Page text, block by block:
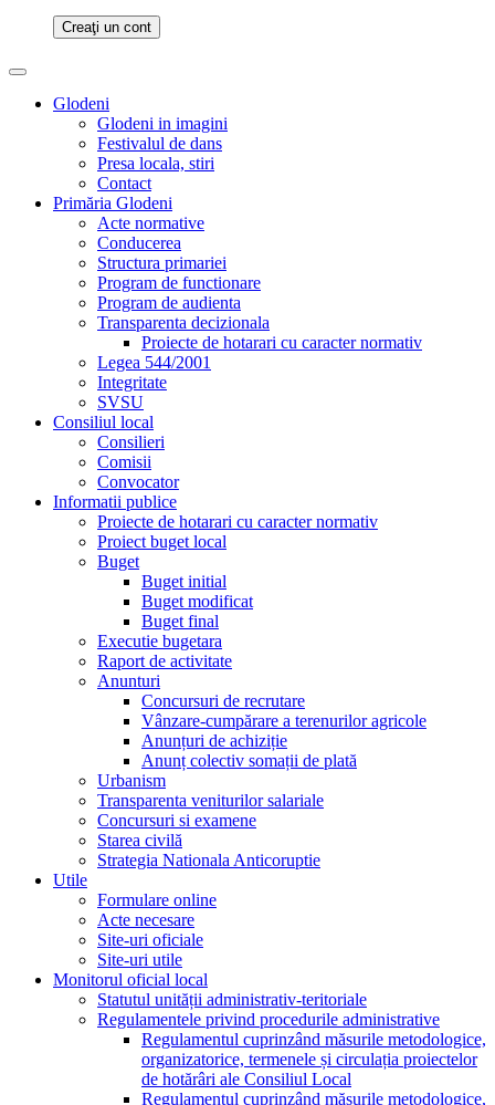
Creaţi un cont
Glodeni
Glodeni in imagini
Festivalul de dans
Presa locala, stiri
Contact
Primăria Glodeni
Acte normative
Conducerea
Structura primariei
Program de functionare
Program de audienta
Transparenta decizionala
Proiecte de hotarari cu caracter normativ
Legea 544/2001
Integritate
SVSU
Consiliul local
Consilieri
Comisii
Convocator
Informatii publice
Proiecte de hotarari cu caracter normativ
Proiect buget local
Buget
Buget initial
Buget modificat
Buget final
Executie bugetara
Raport de activitate
Anunturi
Concursuri de recrutare
Vânzare-cumpărare a terenurilor agricole
Anunțuri de achiziție
Anunț colectiv somații de plată
Urbanism
Transparenta veniturilor salariale
Concursuri si examene
Starea civilă
Strategia Nationala Anticoruptie
Utile
Formulare online
Acte necesare
Site-uri oficiale
Site-uri utile
Monitorul oficial local
Statutul unității administrativ-teritoriale
Regulamentele privind procedurile administrative
Regulamentul cuprinzând măsurile metodologice,
organizatorice, termenele și circulația proiectelor
de hotărâri ale Consiliul Local
Regulamentul cuprinzând măsurile metodologice,